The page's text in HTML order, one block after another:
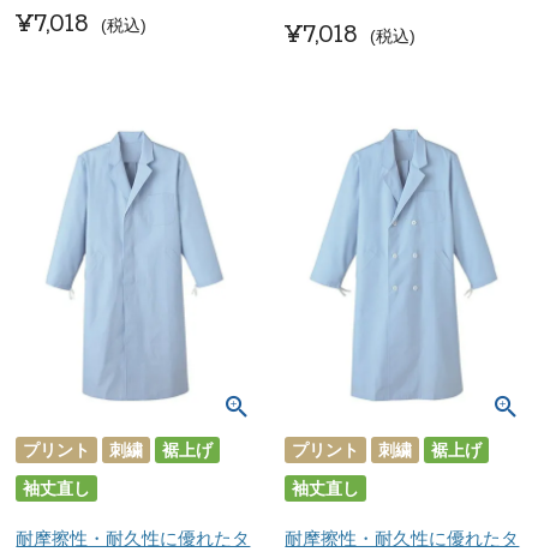
¥7,018 税込 ¥7,018 税込
プリント 刺繍
裾上げ
袖丈直し
耐摩擦性・耐久性に優れたタ
プリント 刺繍
裾上げ
袖丈直し
耐摩擦性・耐久性に優れたタ